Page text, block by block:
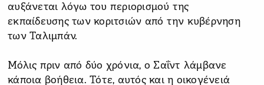
αυξάνεται λόγω του περιορισμού της
εκπαίδευσης των κοριτσιών από την κυβέρνηση
των Ταλιμπάν.
Μόλις πριν από δύο χρόνια, ο Σαΐντ λάμβανε
κάποια βοήθεια. Τότε, αυτός και η οικογένειά